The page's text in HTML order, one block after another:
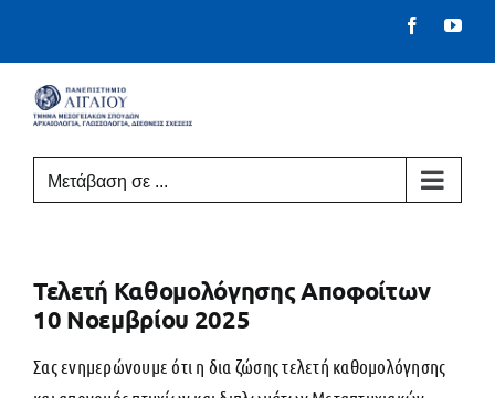
Facebook
Μετάβαση σε ...
Τελετή Καθομολόγησης Αποφοίτων
10 Νοεμβρίου 2025
Σας ενημερώνουμε ότι η δια ζώσης τελετή καθομολόγησης